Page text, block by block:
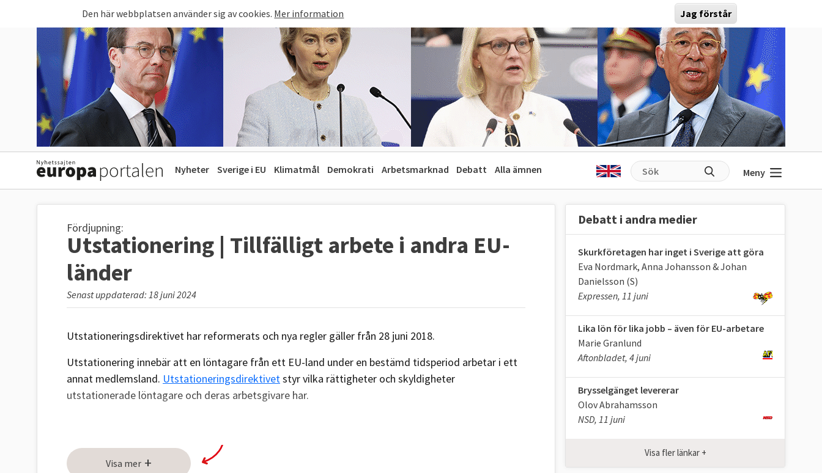
Den här webbplatsen använder sig av cookies. Mer information Jag förstår
Nyheter Sverige i EU Klimatmål Demokrati Arbetsmarknad Debatt Alla ämnen Meny
Fördjupning:
Utstationering | Tillfälligt arbete i andra EU-
länder
Senast uppdaterad: 18 juni 2024
Utstationeringsdirektivet har reformerats och nya regler gäller från 28 juni 2018.
Utstationering innebär att en löntagare från ett EU-land under en bestämd tidsperiod arbetar i ett
annat medlemsland. Utstationeringsdirektivetstyr vilka rättigheter och skyldigheter
utstationerade löntagare och deras arbetsgivare har.
Visa mer +
Debatt i andra medier
Skurkföretagen har inget i Sverige att göra
Eva Nordmark, Anna Johansson & Johan
Danielsson (S)
Expressen, 11 juni
Lika lön för lika jobb – även för EU-arbetare
Marie Granlund
Aftonbladet, 4 juni
Brysselgänget levererar
Olov Abrahamsson
NSD, 11 juni
Visa fler länkar +